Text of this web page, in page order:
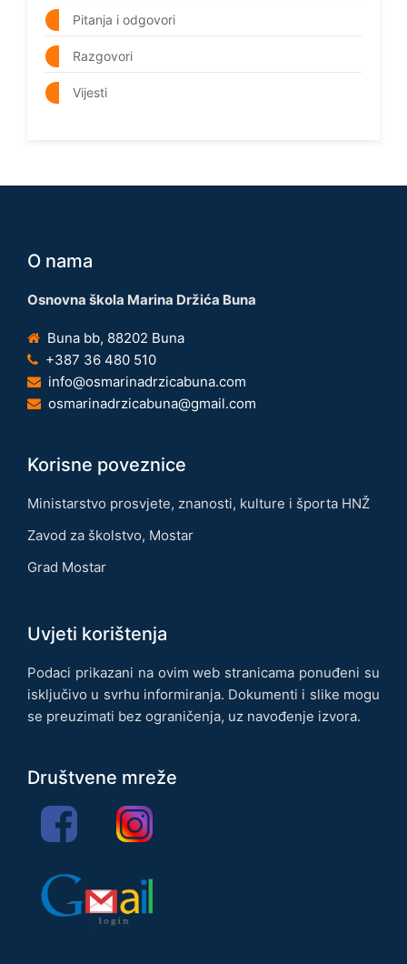
Pitanja i odgovori
Razgovori
Vijesti
O nama
Osnovna škola Marina Držića Buna
Buna bb, 88202 Buna
+387 36 480 510
info@osmarinadrzicabuna.com
osmarinadrzicabuna@gmail.com
Korisne poveznice
Ministarstvo prosvjete, znanosti, kulture i športa HNŽ
Zavod za školstvo, Mostar
Grad Mostar
Uvjeti korištenja
Podaci prikazani na ovim web stranicama ponuđeni su
isključivo u svrhu informiranja. Dokumenti i slike mogu
se preuzimati bez ograničenja, uz navođenje izvora.
Društvene mreže